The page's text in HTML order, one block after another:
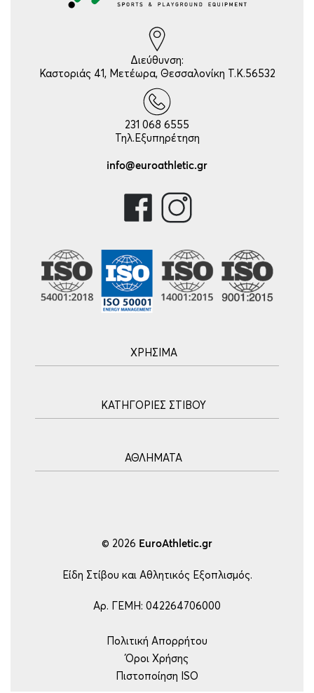
Διεύθυνση:
Καστοριάς 41, Μετέωρα, Θεσσαλονίκη Τ.Κ.56532
231 068 6555
Τηλ.Εξυπηρέτηση
info@euroathletic.gr
ΧΡΗΣΙΜΑ
Τρόποι Πληρωμής
Επικοινωνία
ΚΑΤΗΓΟΡΙΕΣ ΣΤΙΒΟΥ
Άλμα επί κοντώ
Εμπόδια-Δρόμος
Εξοπλισμός
ΑΘΛΗΜΑΤΑ
Μπάσκετ
Ping Pong
Βόλεϋ
Ρυθμική Γυμναστική
Είδη Γυμναστικής
© 2026 EuroAthletic.gr
Είδη Στίβου και Αθλητικός Εξοπλισμός.
Αρ. ΓΕΜΗ: 042264706000
Πολιτική Απορρήτου
Όροι Χρήσης
Πιστοποίηση ISO